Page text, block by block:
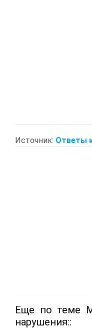
Источник: Ответы
Еще по теме
нарушения::